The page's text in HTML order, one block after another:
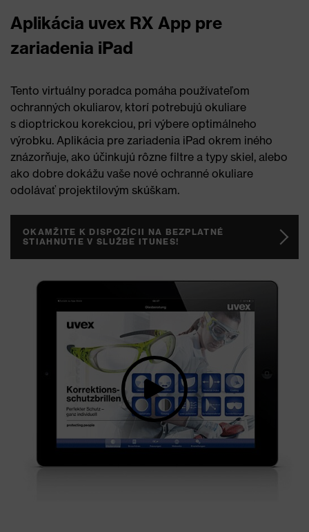
Aplikácia uvex RX App pre
zariadenia iPad
Tento virtuálny poradca pomáha používateľom
ochranných okuliarov, ktorí potrebujú okuliare
s dioptrickou korekciou, pri výbere optimálneho
výrobku. Aplikácia pre zariadenia iPad okrem iného
znázorňuje, ako účinkujú rôzne filtre a typy skiel, alebo
ako dobre dokážu vaše nové ochranné okuliare
odolávať projektilovým skúškam.
OKAMŽITE K DISPOZÍCII NA BEZPLATNÉ
STIAHNUTIE V SLUŽBE ITUNES!